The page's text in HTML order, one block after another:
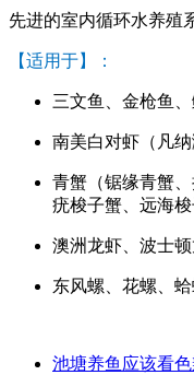
先进的室内循环水养殖
【适用于】：
三文鱼、金枪鱼
南美白对虾（凡
青蟹（锯缘青蟹
疣梭子蟹、远海
澳洲龙虾、波士
东风螺、花螺、
池塘养鱼应该看